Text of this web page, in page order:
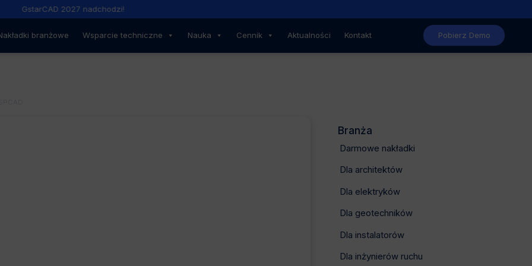
GstarCAD 2027 nadchodzi!
branżowe Wsparcie techniczne Nauka Cennik Aktualności Kontakt Pobierz Demo
Branża
Darmowe nakładki
Dla architektów
Dla elektryków
Dla geotechników
Dla instalatorów
Dla inżynierów ruchu